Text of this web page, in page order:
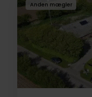
Anden mægler